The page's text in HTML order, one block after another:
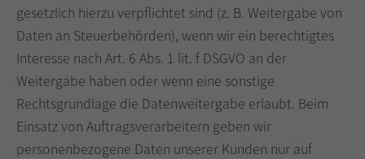
gesetzlich hierzu verpflichtet sind (z. B. Weitergabe von
Daten an Steuerbehörden), wenn wir ein berechtigtes
Interesse nach Art. 6 Abs. 1 lit. f DSGVO an der
Weitergabe haben oder wenn eine sonstige
Rechtsgrundlage die Datenweitergabe erlaubt. Beim
Einsatz von Auftragsverarbeitern geben wir
personenbezogene Daten unserer Kunden nur auf